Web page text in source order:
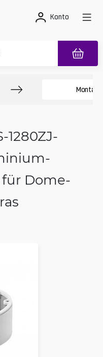
Konto
Montage
1280ZJ-
Dome-